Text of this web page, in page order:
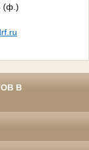
(ф.)
В